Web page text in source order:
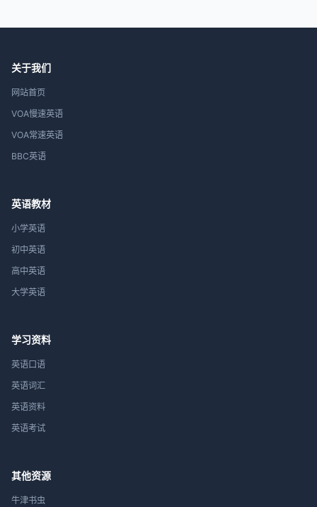
关于我们
网站首页
VOA慢速英语
VOA常速英语
BBC英语
英语教材
小学英语
初中英语
高中英语
大学英语
学习资料
英语口语
英语词汇
英语资料
英语考试
其他资源
牛津书虫